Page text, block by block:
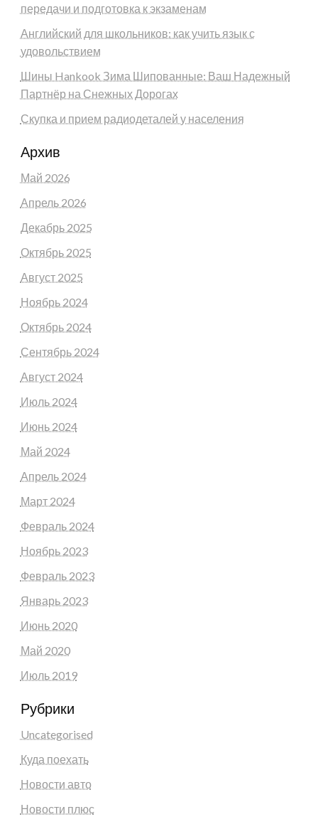
передачи и подготовка к экзаменам
Английский для школьников: как учить язык с
удовольствием
Шины Hankook Зима Шипованные: Ваш Надежный
Партнёр на Снежных Дорогах
Скупка и прием радиодеталей у населения
Архив
Май 2026
Апрель 2026
Декабрь 2025
Октябрь 2025
Август 2025
Ноябрь 2024
Октябрь 2024
Сентябрь 2024
Август 2024
Июль 2024
Июнь 2024
Май 2024
Апрель 2024
Март 2024
Февраль 2024
Ноябрь 2023
Февраль 2023
Январь 2023
Июнь 2020
Май 2020
Июль 2019
Рубрики
Uncategorised
Куда поехать
Новости авто
Новости плюс